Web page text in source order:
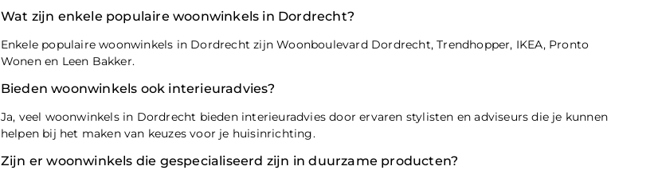
Wat zijn enkele populaire woonwinkels in Dordrecht?
Enkele populaire woonwinkels in Dordrecht zijn Woonboulevard Dordrecht, Trendhopper, IKEA, Pronto
Wonen en Leen Bakker.
Bieden woonwinkels ook interieuradvies?
Ja, veel woonwinkels in Dordrecht bieden interieuradvies door ervaren stylisten en adviseurs die je kunnen
helpen bij het maken van keuzes voor je huisinrichting.
Zijn er woonwinkels die gespecialiseerd zijn in duurzame producten?